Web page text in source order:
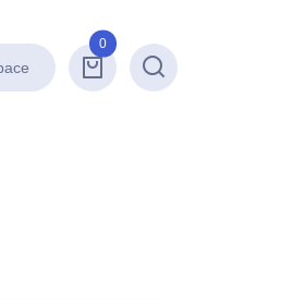
0
Recherche